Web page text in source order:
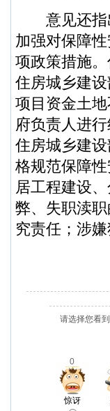
意见还指出
加强对保障
项政策措施
住房城乡建
项目资金土
府负责人进
住房城乡建
格规范保障
居工程建设
弊、失职渎
究责任；涉嫌
请选择您看
0
惊讶